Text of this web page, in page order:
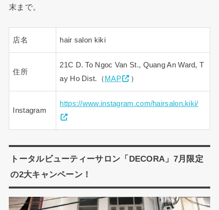
末まで。
店名 hair salon kiki
住所
21C D. To Ngoc Van St., Quang An Ward, T
ay Ho Dist.（ MAP ）
Instagram
https://www.instagram.com/hairsalon.kiki/
トータルビューティーサロン「DECORA」7月限定
の2大キャンペーン！